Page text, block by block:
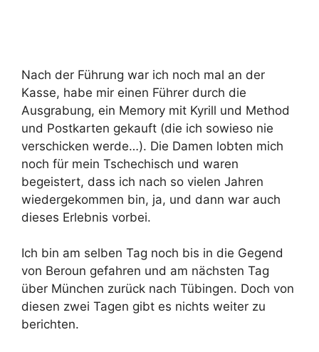
Nach der Führung war ich noch mal an der
Kasse, habe mir einen Führer durch die
Ausgrabung, ein Memory mit Kyrill und Method
und Postkarten gekauft (die ich sowieso nie
verschicken werde…). Die Damen lobten mich
noch für mein Tschechisch und waren
begeistert, dass ich nach so vielen Jahren
wiedergekommen bin, ja, und dann war auch
dieses Erlebnis vorbei.
Ich bin am selben Tag noch bis in die Gegend
von Beroun gefahren und am nächsten Tag
über München zurück nach Tübingen. Doch von
diesen zwei Tagen gibt es nichts weiter zu
berichten.